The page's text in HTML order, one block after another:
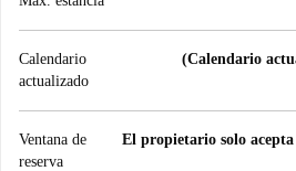
Calendario
actualizado
(Calendario
Ventana de
reserva
El propietario solo